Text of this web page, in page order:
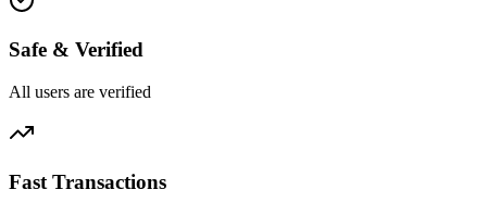
Safe & Verified
All users are verified
Fast Transactions